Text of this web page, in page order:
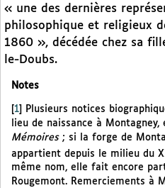
« une des dernières
philosophique et religieux
1860 », décédée chez sa
le-Doubs.
Notes
[1]
Plusieurs notices
lieu de naissance à
Mémoires; si la forge de
appartient depuis le milieu du
même nom, elle fait encore
Rougemont. Remerciements à